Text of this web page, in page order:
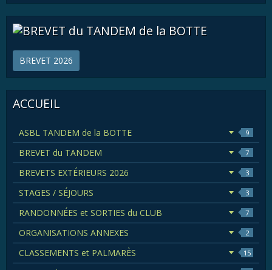
BREVET 2026
ACCUEIL
ASBL TANDEM de la BOTTE 9
BREVET du TANDEM 7
BREVETS EXTÉRIEURS 2026 3
STAGES / SÉJOURS 3
RANDONNÉES et SORTIES du CLUB 7
ORGANISATIONS ANNEXES 2
CLASSEMENTS et PALMARÈS 15